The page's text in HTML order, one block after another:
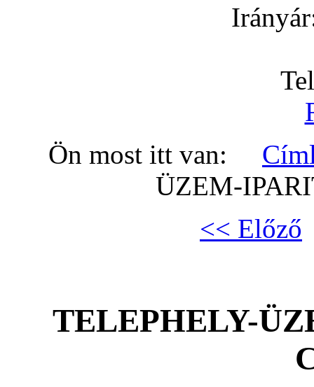
Ön most itt van:
ÜZEM-
<< Előző
TELEPHELY-